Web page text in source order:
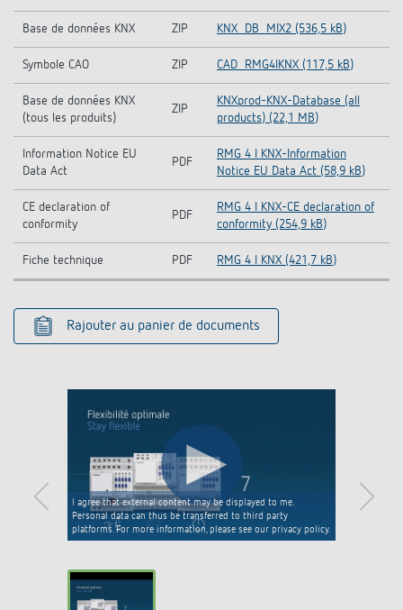
Base de données KNX ZIP KNX_DB_MIX2 (536,5 kB)
Symbole CAO ZIP CAD_RMG4IKNX (117,5 kB)
Base de données KNX
(tous les produits)
ZIP
KNXprod-KNX-Database (all
products) (22,1 MB)
Information Notice EU
Data Act
PDF
RMG 4 I KNX-Information
Notice EU Data Act (58,9 kB)
CE declaration of
conformity
PDF
RMG 4 I KNX-CE declaration of
conformity (254,9 kB)
Fiche technique PDF RMG 4 I KNX (421,7 kB)
Rajouter au panier de documents
I agree that external content may be displayed to me.
Personal data can thus be transferred to third party
platforms. For more information, please see our privacy policy.